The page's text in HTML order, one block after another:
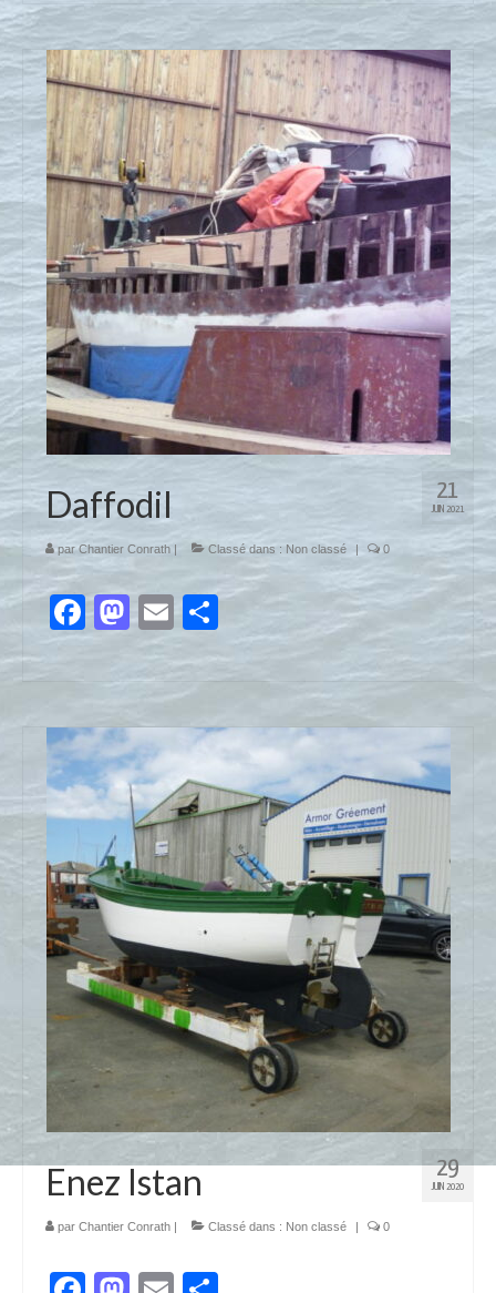
21
JUIN 2021
Daffodil
parChantier Conrath | Classé dans : Non classé | 0
Facebook
Mastodon
EmailPartager
29
JUIN 2020
Enez Istan
par Chantier Conrath | Classé dans : Non classé | 0